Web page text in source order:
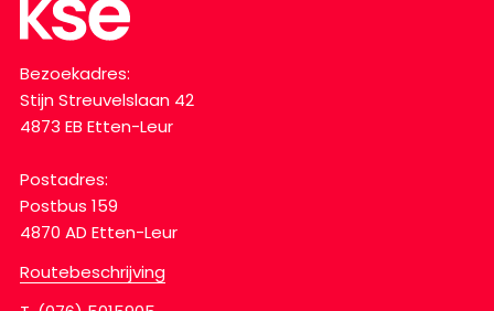
Bezoekadres:
Stijn Streuvelslaan 42
4873 EB Etten-Leur
Postadres:
Postbus 159
4870 AD Etten-Leur
Routebeschrijving